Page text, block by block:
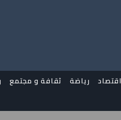
اقتصاد رياضة ثقافة و مجتمع